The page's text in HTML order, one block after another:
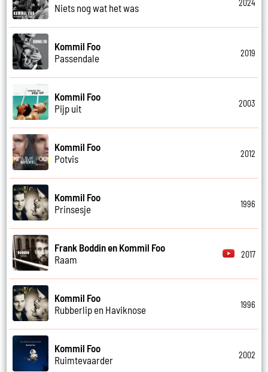
Niets nog wat het was
2024
Kommil Foo
Passendale
2019
Kommil Foo
Pijp uit
2003
Kommil Foo
Potvis
2012
Kommil Foo
Prinsesje
1996
Frank Boddin en Kommil Foo
Raam
2017
Kommil Foo
Rubberlip en Haviknose
1996
Kommil Foo
Ruimtevaarder
2002